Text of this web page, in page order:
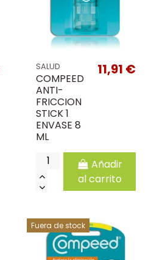
SALUD
COMPEED
ANTI-
FRICCION
STICK 1
ENVASE 8
ML
11,91 €
Añadir
al carrito
Fuera de stock